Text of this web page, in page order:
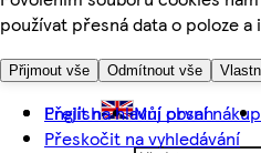
používat přesná data o poloze
Přijmout vše Odmítnout vše
Přejít na hlavní obsah
Přeskočit na vyhledávání
English Můj první nákup